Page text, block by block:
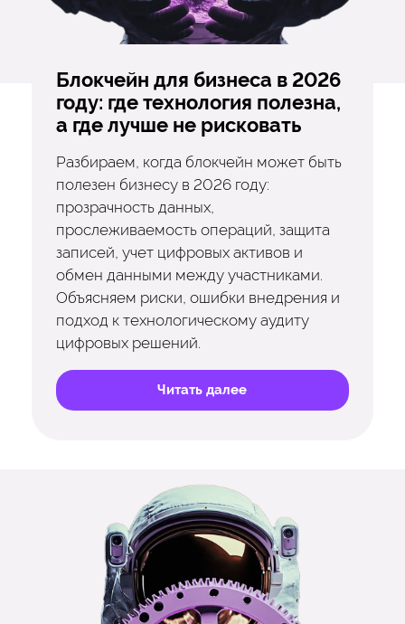
Блокчейн для бизнеса в 2026
году: где технология полезна,
а где лучше не рисковать
Разбираем, когда блокчейн может быть
полезен бизнесу в 2026 году:
прозрачность данных,
прослеживаемость операций, защита
записей, учет цифровых активов и
обмен данными между участниками.
Объясняем риски, ошибки внедрения и
подход к технологическому аудиту
цифровых решений.
Читать далее